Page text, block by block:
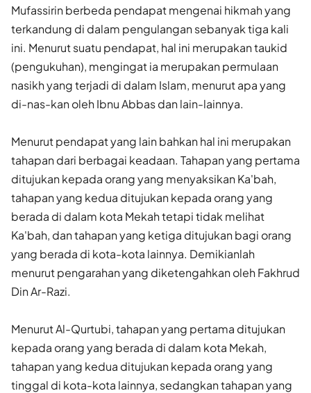
Mufassirin berbeda pendapat mengenai hikmah yang
terkandung di dalam pengulangan sebanyak tiga kali
ini. Menurut suatu pendapat, hal ini merupakan taukid
(pengukuhan), mengingat ia merupakan permulaan
nasikh yang terjadi di dalam Islam, menurut apa yang
di-nas-kan oleh Ibnu Abbas dan lain-lainnya.
Menurut pendapat yang lain bahkan hal ini merupakan
tahapan dari berbagai keadaan. Tahapan yang pertama
ditujukan kepada orang yang menyaksikan Ka'bah,
tahapan yang kedua ditujukan kepada orang yang
berada di dalam kota Mekah tetapi tidak melihat
Ka'bah, dan tahapan yang ketiga ditujukan bagi orang
yang berada di kota-kota lainnya. Demikianlah
menurut pengarahan yang diketengahkan oleh Fakhrud
Din Ar-Razi.
Menurut Al-Qurtubi, tahapan yang pertama ditujukan
kepada orang yang berada di dalam kota Mekah,
tahapan yang kedua ditujukan kepada orang yang
tinggal di kota-kota lainnya, sedangkan tahapan yang